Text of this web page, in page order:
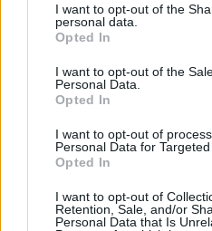
I want to opt-out of the
personal data.
Opted In
I want to opt-out of the
Personal Data.
Opted In
I want to opt-out of
Personal Data for Targeted
Opted In
I want to opt-out of
Retention, Sale, and/or
Personal Data that Is
της σπανιότητας του
υλικού.
Η δημοπρασία φέρει
νομισμάτων) και, όπως
μπορεί να συγκριθεί
που είχε γίνει το 1979